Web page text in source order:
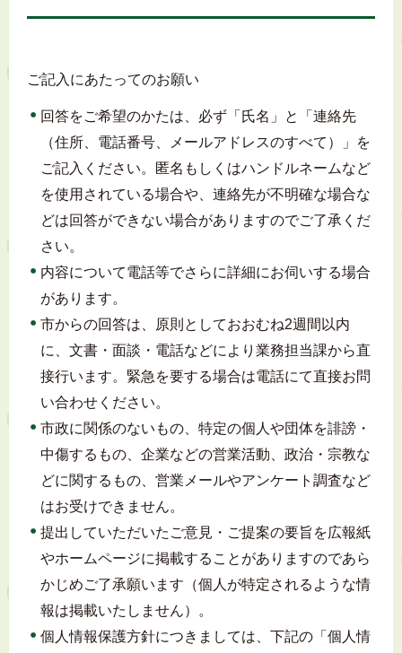
ご記入にあたってのお願い
回答をご希望のかたは、必ず「氏名」と「連絡先
（住所、電話番号、メールアドレスのすべて）」を
ご記入ください。匿名もしくはハンドルネームなど
を使用されている場合や、連絡先が不明確な場合な
どは回答ができない場合がありますのでご了承くだ
さい。
内容について電話等でさらに詳細にお伺いする場合
があります。
市からの回答は、原則としておおむね2週間以内
に、文書・面談・電話などにより業務担当課から直
接行います。緊急を要する場合は電話にて直接お問
い合わせください。
市政に関係のないもの、特定の個人や団体を誹謗・
中傷するもの、企業などの営業活動、政治・宗教な
どに関するもの、営業メールやアンケート調査など
はお受けできません。
提出していただいたご意見・ご提案の要旨を広報紙
やホームページに掲載することがありますのであら
かじめご了承願います（個人が特定されるような情
報は掲載いたしません）。
個人情報保護方針につきましては、下記の「個人情